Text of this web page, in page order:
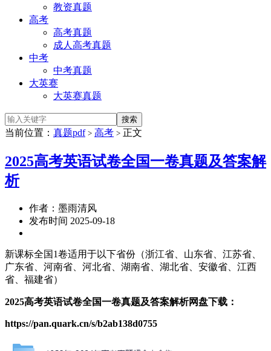
教资真题
高考
高考真题
成人高考真题
中考
中考真题
大英赛
大英赛真题
当前位置： 真题pdf > 高考 > 正文
2025高考英语试卷全国一卷真题及答案解
析
作者：墨雨清风
发布时间 2025-09-18
新课标全国1卷适用于以下省份（浙江省、山东省、江苏省、
广东省、河南省、河北省、湖南省、湖北省、安徽省、江西
省、福建省）
2025高考英语试卷全国一卷真题及答案解析网盘下载：
https://pan.quark.cn/s/b2ab138d0755